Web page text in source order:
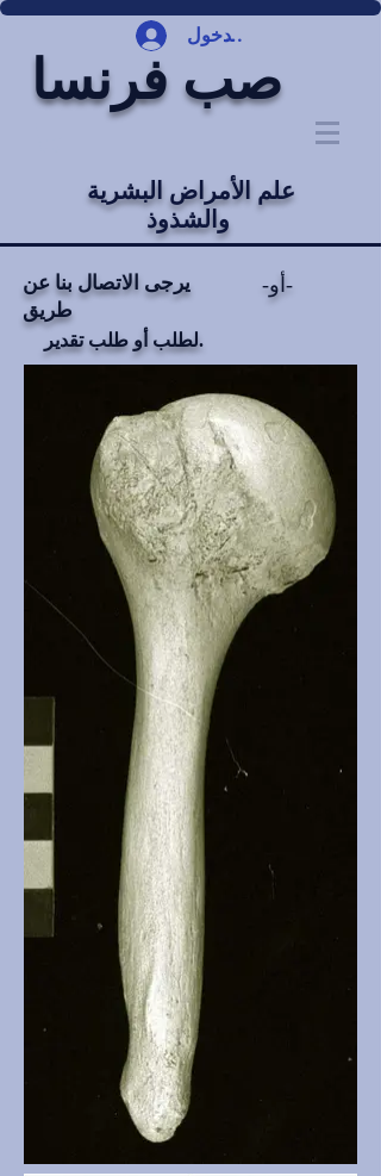
تسجيل الدخول
صب فرنسا
علم الأمراض البشرية
يرجى الاتصال بنا عن
طريق
-أو-
لطلب أو طلب تقدير.